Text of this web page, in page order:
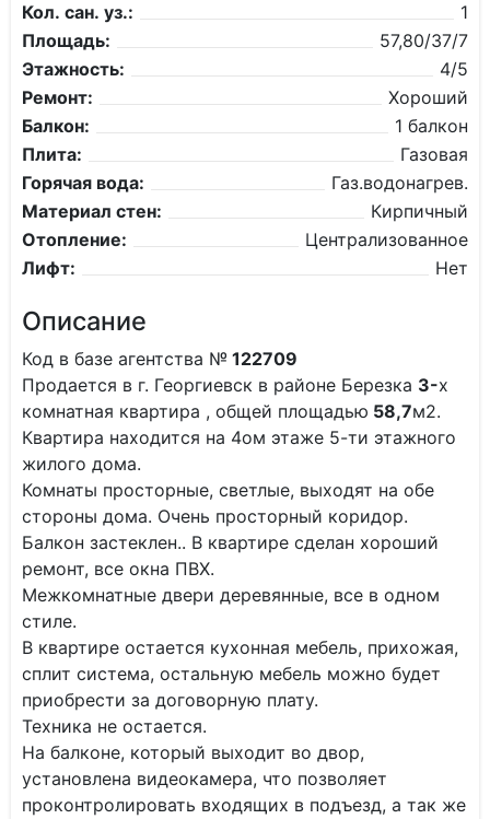
Кол. сан. уз.:
1
Площадь:
57,80/37/7
Этажность:
4/5
Ремонт:
Хороший
Балкон:
1 балкон
Плита:
Газовая
Горячая вода:
Газ.водонагрев.
Материал стен:
Кирпичный
Отопление:
Централизованное
Лифт:
Нет
Описание
Код в базе агентства № 122709
Продается в г. Георгиевск в районе Березка 3-х
комнатная квартира , общей площадью 58,7м2.
Квартира находится на 4ом этаже 5-ти этажного
жилого дома.
Комнаты просторные, светлые, выходят на обе
стороны дома. Очень просторный коридор.
Балкон застеклен.. В квартире сделан хороший
ремонт, все окна ПВХ.
Межкомнатные двери деревянные, все в одном
стиле.
В квартире остается кухонная мебель, прихожая,
сплит система, остальную мебель можно будет
приобрести за договорную плату.
Техника не остается.
На балконе, который выходит во двор,
установлена видеокамера, что позволяет
проконтролировать входящих в подъезд, а так же